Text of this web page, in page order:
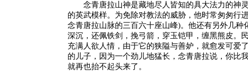
念青唐拉山神是藏地尽人皆知的具大法力的神
的英武模样。为免除对教法的威胁，他时常匆匆行
念青唐拉山脉的三百六十座山峰)。他还有另外几
深沉， 还佩铁剑，挽弓箭，穿玉铠甲，缠黑熊皮。
充满人欲 人情，由于它的狭隘与善妒，就愈发可爱
的儿子，因 为一个劲儿地猛长，念青唐拉说，你比
就再也抬不起头来了。